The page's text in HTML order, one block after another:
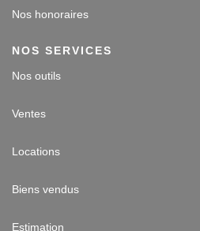
Nos honoraires
NOS SERVICES
Nos outils
Ventes
Locations
Biens vendus
Estimation